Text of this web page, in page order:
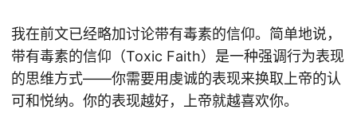
我在前文已经略加讨论带有毒素的信仰。简单地说，
带有毒素的信仰（Toxic Faith）是一种强调行为表现
的思维方式——你需要用虔诚的表现来换取上帝的认
可和悦纳。你的表现越好，上帝就越喜欢你。